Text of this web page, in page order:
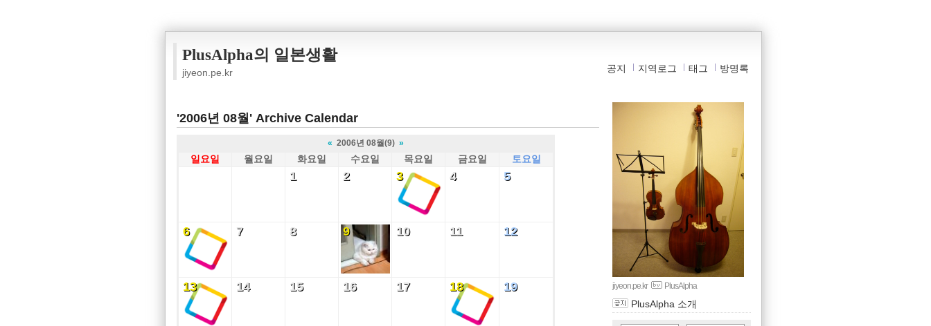
PlusAlpha의 일본생활
jiyeon.pe.kr 공지 지역로그 태그 방명록
'2006년 08월' Archive Calendar
« 2006년 08월(9) »
일요일 월요일 화요일 수요일 목요일 금요일 토요일
1
1 2
2 3
3 4
4 5
5
6
6 7
7 8
8 9
9 10
10 11
11 12
12
13
13 14
14 15
15 16
16 17
17 18
18 19
19 jiyeon.pe.kr PlusAlpha
PlusAlpha 소개